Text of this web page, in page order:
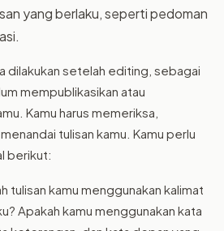
yang berlaku, seperti pedoman
dilakukan setelah editing, sebagai
mempublikasikan atau
Kamu harus memeriksa,
tulisan kamu. Kamu perlu
berikut:
tulisan kamu menggunakan kalimat
Apakah kamu menggunakan kata